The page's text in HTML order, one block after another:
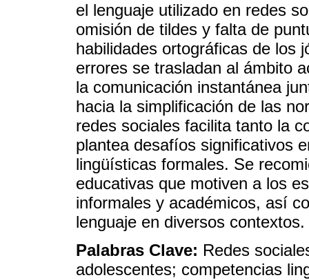
el lenguaje utilizado en redes
omisión de tildes y falta de
habilidades ortográficas de los
errores se trasladan al ámbito
la comunicación instantánea
hacia la simplificación de las
redes sociales facilita tanto la
plantea desafíos significativos
lingüísticas formales. Se
educativas que motiven a los
informales y académicos, así
lenguaje en diversos contextos.
Palabras Clave: Redes
adolescentes; competencias